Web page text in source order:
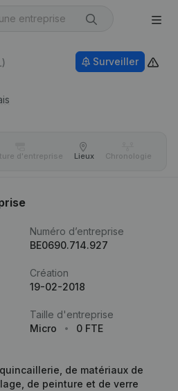
Surveiller
d'entreprise Lieux Chronologie
Numéro d’entreprise
BE0690.714.927
Création
19-02-2018
Taille d'entreprise
Micro
0 FTE
de matériaux de
de peinture et de verre